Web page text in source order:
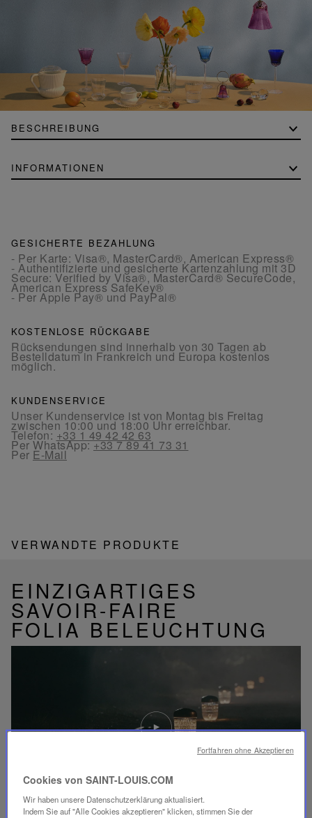
BESCHREIBUNG
INFORMATIONEN
GESICHERTE BEZAHLUNG
- Per Karte: Visa®, MasterCard®, American Express®
- Authentifizierte und gesicherte Kartenzahlung mit 3D
Secure: Verified by Visa®, MasterCard® SecureCode,
American Express SafeKey®
- Per Apple Pay® und PayPal®
KOSTENLOSE RÜCKGABE
Rücksendungen sind innerhalb von 30 Tagen ab
Bestelldatum in Frankreich und Europa kostenlos
möglich.
KUNDENSERVICE
Unser Kundenservice ist von Montag bis Freitag
zwischen 10:00 und 18:00 Uhr erreichbar.
Telefon:+33 1 49 42 42 63
Per WhatsApp:+33 7 89 41 73 31
Per E-Mail
VERWANDTE PRODUKTE
EINZIGARTIGES
SAVOIR-FAIRE
FOLIA BELEUCHTUNG
Video
abspielen
YouTube-
Mini-
Portable-
Lampe
Cookies von SAINT-LOUIS.COM
Wir haben unsere Datenschutzerklärung aktualisiert.
Indem Sie auf "Alle Cookies akzeptieren" klicken, stimmen Sie der
Fortfahren ohne Akzeptieren